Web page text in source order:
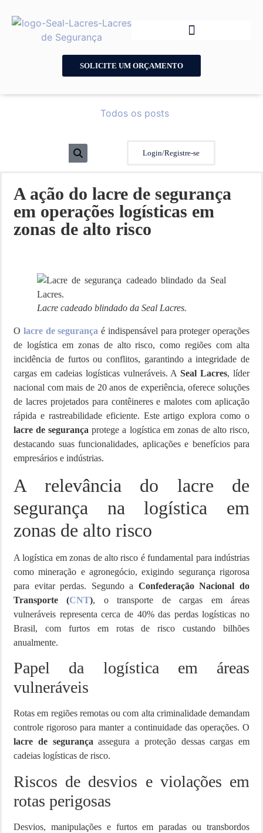
SOLICITE UM ORÇAMENTO
Todos os posts
Login/Registre-se
A ação do lacre de segurança
em operações logísticas em
zonas de alto risco
Lacre cadeado blindado da Seal Lacres.
O lacre de segurança é indispensável para proteger operações
de logística em zonas de alto risco, como regiões com alta
incidência de furtos ou conflitos, garantindo a integridade de
cargas em cadeias logísticas vulneráveis. ASeal Lacres, líder
nacional com mais de 20 anos de experiência, oferece soluções
de lacres projetados para contêineres e malotes com aplicação
rápida e rastreabilidade eficiente. Este artigo explora como o
lacre de segurança protege a logística em zonas de alto risco,
destacando suas funcionalidades, aplicações e benefícios para
empresários e indústrias.
A relevância do lacre de
segurança na logística em
zonas de alto risco
A logística em zonas de alto risco é fundamental para indústrias
como mineração e agronegócio, exigindo segurança rigorosa
para evitar perdas. Segundo a Confederação Nacional do
Transporte (CNT), o transporte de cargas em áreas
vulneráveis representa cerca de 40% das perdas logísticas no
Brasil, com furtos em rotas de risco custando bilhões
anualmente.
Papel da logística em áreas
vulneráveis
Rotas em regiões remotas ou com alta criminalidade demandam
controle rigoroso para manter a continuidade das operações. O
lacre de segurança assegura a proteção dessas cargas em
cadeias logísticas de risco.
Riscos de desvios e violações em
rotas perigosas
Desvios, manipulações e furtos em paradas ou transbordos